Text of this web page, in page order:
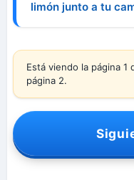
limón junto a tu
Está viendo la página
página 2.